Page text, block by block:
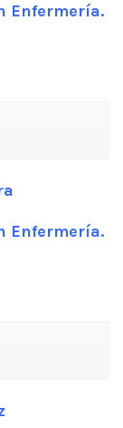
Enfermería.
Enfermería.